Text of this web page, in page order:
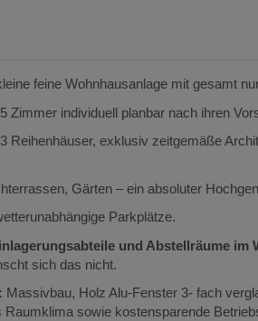
feine Wohnhausanlage mit gesamt
Zimmer individuell planbar nach ihren
Reihenhäuser, exklusiv zeitgemäße
Gärten – ein absoluter
Parkplätze.
und Abstellräume im
sich das nicht.
Massivbau, Holz Alu-Fenster 3- fach
Raumklima sowie kostensparende